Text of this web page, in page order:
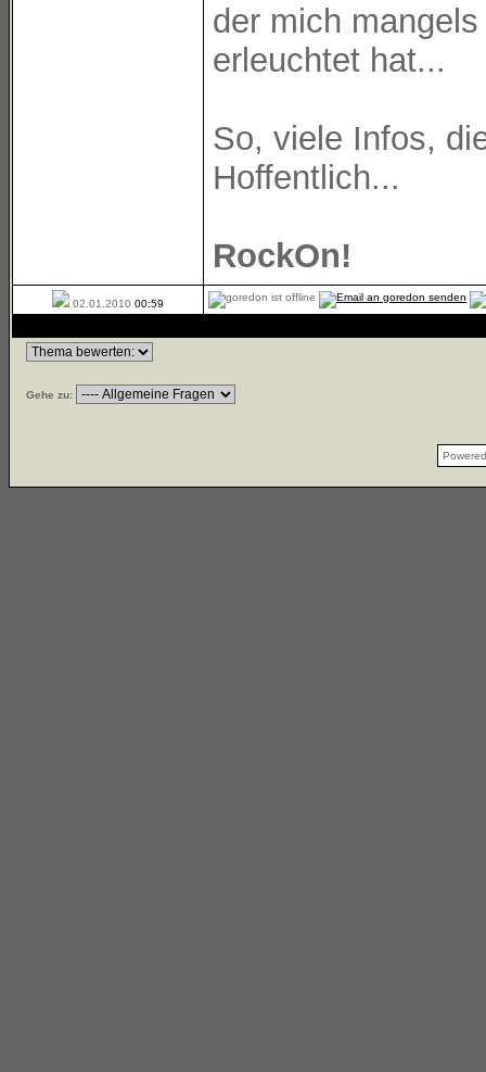
der mich
erleuchtet hat...
So, viele Infos,
Hoffentlich...
RockOn!
02.01.2010 00:59
Gehe zu: